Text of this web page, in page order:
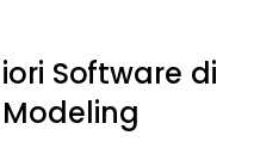
Software di
Modeling